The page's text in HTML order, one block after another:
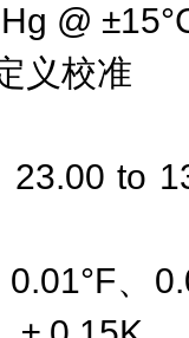
Hg @ ±15
义校准
23.00 to
0.01°F、